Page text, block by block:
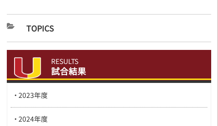
TOPICS
RESULTS
試合結果
2023年度
2024年度